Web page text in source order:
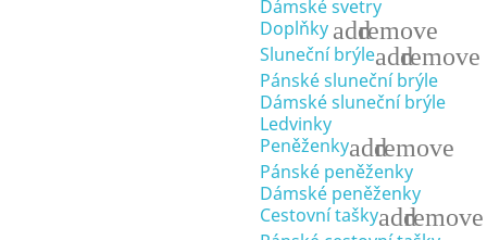
Dámské svetry
Doplňky addremove
Sluneční brýleaddremove
Pánské sluneční brýle
Dámské sluneční brýle
Ledvinky
Peněženkyaddremove
Pánské peněženky
Dámské peněženky
Cestovní taškyaddremove